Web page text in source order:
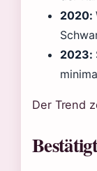
2020:
2023:
Der Trend